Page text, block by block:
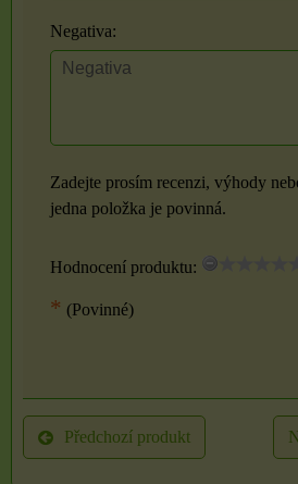
Negativa:
Zadejte prosím recenzi, výhody
jedna položka je povinná.
Hodnocení produktu:
* (Povinné)
Předchozí produkt